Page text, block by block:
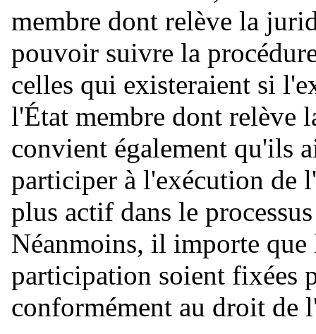
membre dont relève la
pouvoir suivre la
celles qui existeraient si
l'État membre dont relève
convient également qu'ils
participer à l'exécution de
plus actif dans le
Néanmoins, il importe
participation soient fixées
conformément au droit de